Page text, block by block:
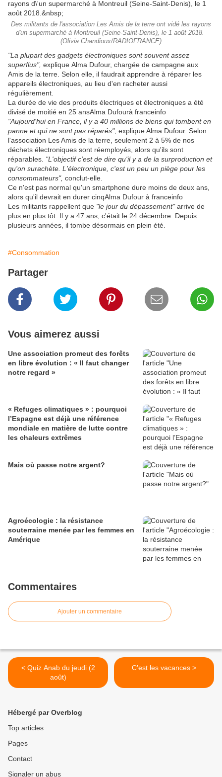
Des militants de l'association Les Amis de la terre ont vidé les rayons
d'un supermarché à Montreuil (Seine-Saint-Denis), le 1 août 2018.
(Olivia Chandioux/RADIOFRANCE)
"La plupart des gadgets électroniques sont souvent assez
superflus", explique Alma Dufour, chargée de campagne aux
Amis de la terre. Selon elle, il faudrait apprendre à réparer les
appareils électroniques, au lieu d'en racheter aussi
régulièrement.
La durée de vie des produits électriques et électroniques a été
divisé de moitié en 25 ansAlma Dufourà franceinfo
"Aujourd'hui en France, il y a 40 millions de biens qui tombent en
panne et qui ne sont pas réparés", explique Alma Dufour. Selon
l'association Les Amis de la terre, seulement 2 à 5% de nos
déchets électroniques sont réemployés, alors qu'ils sont
réparables. "L'objectif c'est de dire qu'il y a de la surproduction et
qu'on surachète. L'électronique, c'est un peu un piège pour les
consommateurs", conclut-elle.
Ce n'est pas normal qu'un smartphone dure moins de deux ans,
alors qu'il devrait en durer cinqAlma Dufour à franceinfo
Les militants rappellent que "le jour du dépassement"arrive de
plus en plus tôt. Il y a 47 ans, c'était le 24 décembre. Depuis
plusieurs années, il tombe désormais en plein été.
#Consommation
Partager
Vous aimerez aussi
Une association promeut des forêts
en libre évolution : « Il faut changer
notre regard »
« Refuges climatiques » : pourquoi
l’Espagne est déjà une référence
mondiale en matière de lutte contre
les chaleurs extrêmes
Mais où passe notre argent?
Agroécologie : la résistance
souterraine menée par les femmes en
Amérique
Commentaires
Ajouter un commentaire
< Quiz Anab du jeudi (2
août)
C'est les vacances >
Hébergé par Overblog
Top articles
Pages
Contact
Signaler un abus